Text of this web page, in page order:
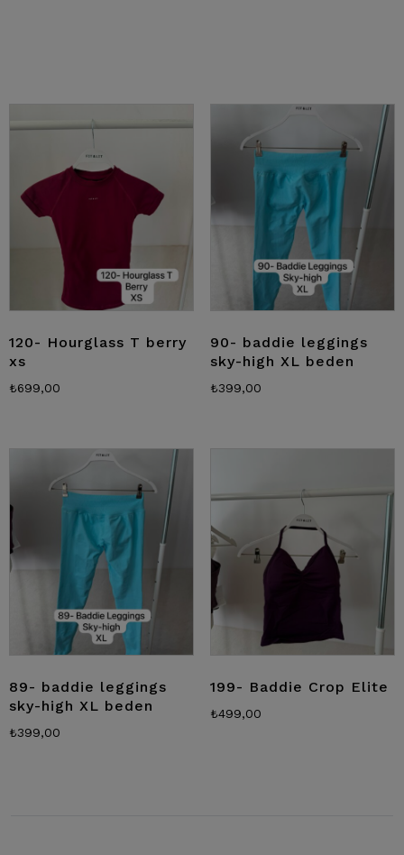
120- Hourglass T berry
xs
₺699,00
90- baddie leggings
sky-high XL beden
₺399,00
89- baddie leggings
sky-high XL beden
₺399,00
199- Baddie Crop Elite
₺499,00